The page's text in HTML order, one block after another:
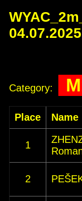
04.07.2025
Category:
Place Name
1
2